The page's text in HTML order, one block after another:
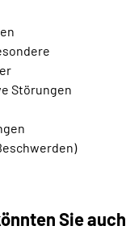
Störungen
Sie auch